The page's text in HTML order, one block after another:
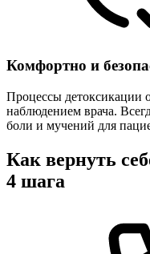
Комфортно и
Процессы детоксикации
наблюдением врача.
боли и мучений для
Как вернуть
4 шага